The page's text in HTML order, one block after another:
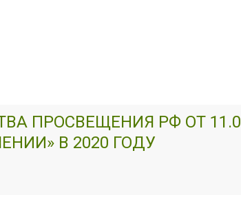
ПРОСВЕЩЕНИЯ РФ ОТ
В 2020 ГОДУ